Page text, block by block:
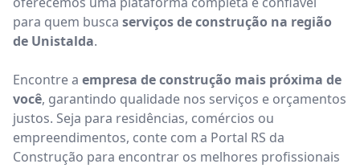
para quem busca serviços de construção na região
de Unistalda.
Encontre a empresa de construção mais próxima de
você, garantindo qualidade nos serviços e orçamentos
justos. Seja para residências, comércios ou
empreendimentos, conte com a Portal RS da
Construção para encontrar os melhores profissionais